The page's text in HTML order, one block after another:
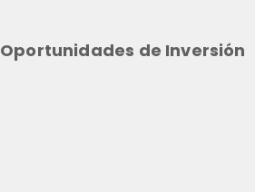
Oportunidades de Inversión